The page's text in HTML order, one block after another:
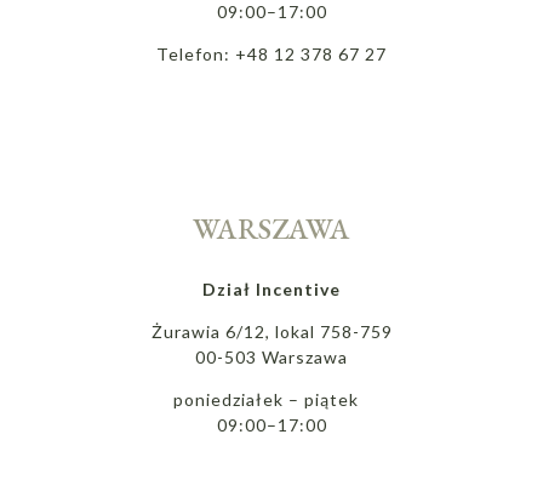
09:00–17:00
Telefon: +48 12 378 67 27
WARSZAWA
Dział Incentive
Żurawia 6/12, lokal 758-759
00-503 Warszawa
poniedziałek – piątek
09:00–17:00